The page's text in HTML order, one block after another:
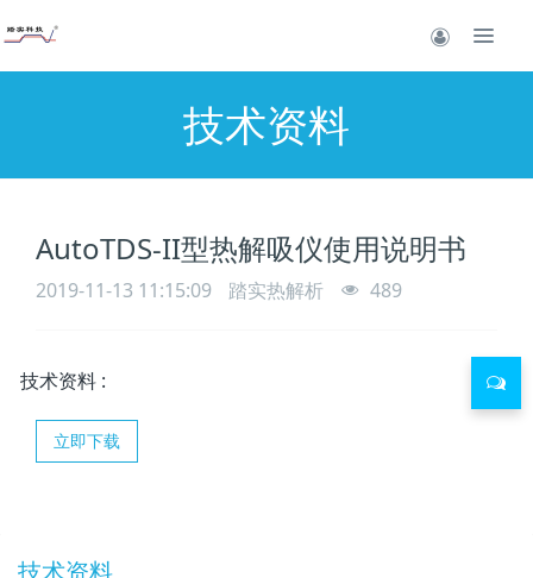
技术资料
AutoTDS-II型热解吸仪使用说明书
2019-11-13 11:15:09 踏实热解析 489
技术资料:
立即下载
技术资料